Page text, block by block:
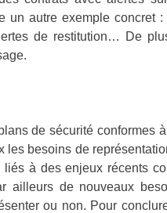
un autre exemple concret
de restitution… De
de sécurité conformes
les besoins de
à des enjeux récents
ailleurs de nouveaux
ou non. Pour